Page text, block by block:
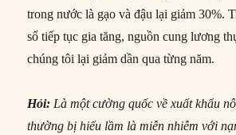
trong nước là gạo và đậu lại giảm 30%.
số tiếp tục gia tăng, nguồn cung lương
chúng tôi lại giảm dần qua từng năm.
Hỏi: Là một cường quốc về xuất khẩu
thường bị hiểu lầm là miễn nhiễm với